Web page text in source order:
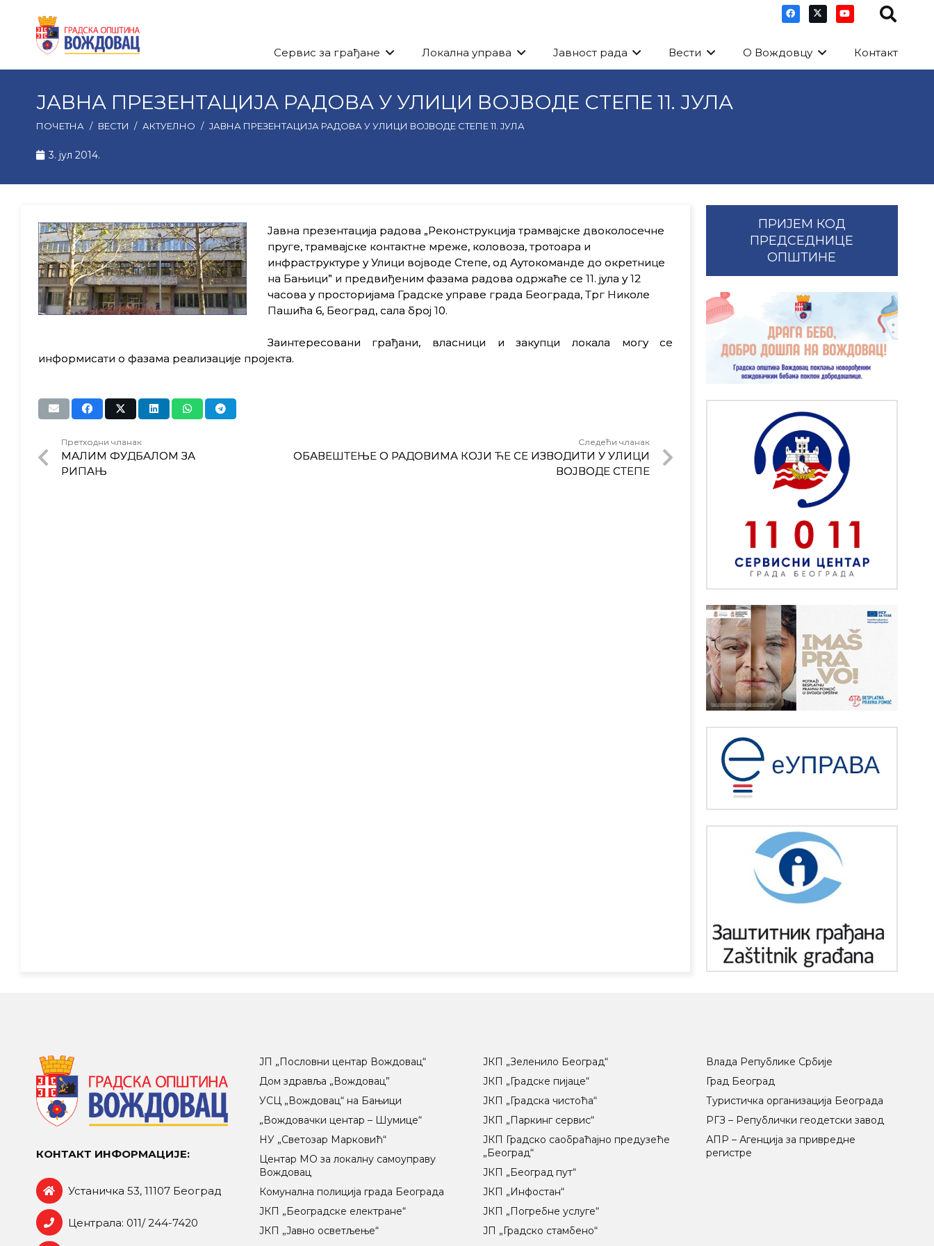
Сервис за грађане Локална управа Јавност рада Вести О Вождовцу Контакт
ЈАВНА ПРЕЗЕНТАЦИЈА РАДОВА У УЛИЦИ ВОЈВОДЕ СТЕПЕ 11. ЈУЛА
ПОЧЕТНА / ВЕСТИ / АКТУЕЛНО / ЈАВНА ПРЕЗЕНТАЦИЈА РАДОВА У УЛИЦИ ВОЈВОДЕ СТЕПЕ 11. ЈУЛА
3. јул 2014.
Јавна презентација радова „Реконструкција трамвајске двоколосечне
пруге, трамвајске контактне мреже, коловоза, тротоара и
инфраструктуре у Улици војводе Степе, од Аутокоманде до окретнице
на Бањици” и предвиђеним фазама радова одржаће се 11. јула у 12
часова у просторијама Градске управе града Београда, Трг Николе
Пашића 6, Београд, сала број 10.
Заинтересовани грађани, власници и закупци локала могу се
информисати о фазама реализације пројекта.
Претходни чланак
МАЛИМ ФУДБАЛОМ ЗА
РИПАЊ
Следећи чланак
ОБАВЕШТЕЊЕ О РАДОВИМА КОЈИ ЋЕ СЕ ИЗВОДИТИ У УЛИЦИ
ВОЈВОДЕ СТЕПЕ
ПРИЈЕМ КОД
ПРЕДСЕДНИЦЕ
ОПШТИНЕ
КОНТАКТ ИНФОРМАЦИЈЕ:
Устаничка 53, 11107 Београд
Централа: 011/ 244-7420
ЈП „Пословни центар Вождовац“
Дом здравља „Вождовац”
УСЦ „Вождовац“ на Бањици
„Вождовачки центар – Шумице“
НУ „Светозар Марковић“
Центар МO за локалну самоуправу
Вождовац
Комунална полиција града Београда
ЈКП „Београдске електране“
ЈКП „Јавно осветљење“
ЈКП „Зеленило Београд“
ЈКП „Градске пијаце“
ЈКП „Градска чистоћа“
ЈКП „Паркинг сервис“
ЈКП Градско саобраћајно предузеће
„Београд“
ЈКП „Београд пут“
ЈКП „Инфостан“
ЈКП „Погребне услуге“
ЈП „Градско стамбено“
Влада Републике Србије
Град Београд
Туристичка организација Београда
РГЗ – Републички геодетски завод
АПР – Агенција за привредне
регистре